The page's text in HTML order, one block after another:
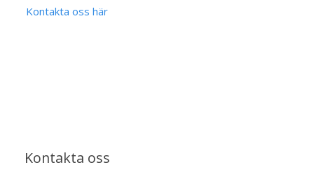
Kontakta oss
Kontakta oss här